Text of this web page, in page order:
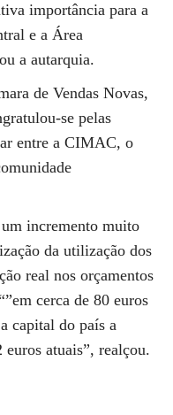
importância para a
e a Área
a autarquia.
de Vendas Novas,
se pelas
entre a CIMAC, o
incremento muito
da utilização dos
real nos orçamentos
cerca de 80 euros
capital do país a
atuais”, realçou.